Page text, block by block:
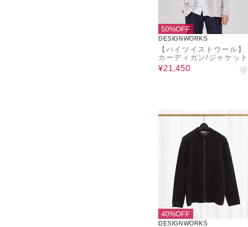
50%OFF
DESIGNWORKS
【ハイツイストウール】
カーディガン/ジャケット
¥21,450
40%OFF
DESIGNWORKS